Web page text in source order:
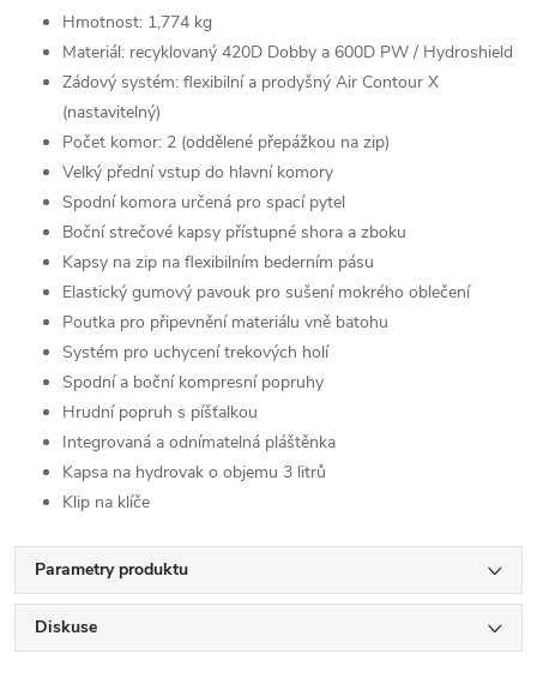
Hmotnost: 1,774 kg
Materiál: recyklovaný 420D Dobby a 600D PW / Hydroshield
Zádový systém: flexibilní a prodyšný Air Contour X
(nastavitelný)
Počet komor: 2 (oddělené přepážkou na zip)
Velký přední vstup do hlavní komory
Spodní komora určená pro spací pytel
Boční strečové kapsy přístupné shora a zboku
Kapsy na zip na flexibilním bederním pásu
Elastický gumový pavouk pro sušení mokrého oblečení
Poutka pro připevnění materiálu vně batohu
Systém pro uchycení trekových holí
Spodní a boční kompresní popruhy
Hrudní popruh s píšťalkou
Integrovaná a odnímatelná pláštěnka
Kapsa na hydrovak o objemu 3 litrů
Klip na klíče
Parametry produktu
Diskuse